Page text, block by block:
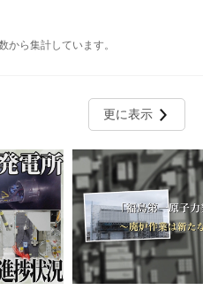
ら集計しています。
更に表示